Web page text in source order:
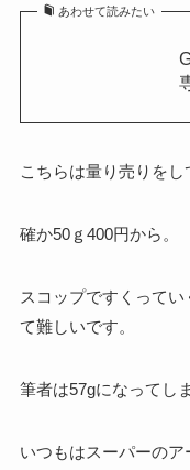
あわせて読みたい
こちらは量り売りをし
確か50ｇ400円から。
スコップですくって
て難しいです。
筆者は57gになってし
いつもはスーパーの